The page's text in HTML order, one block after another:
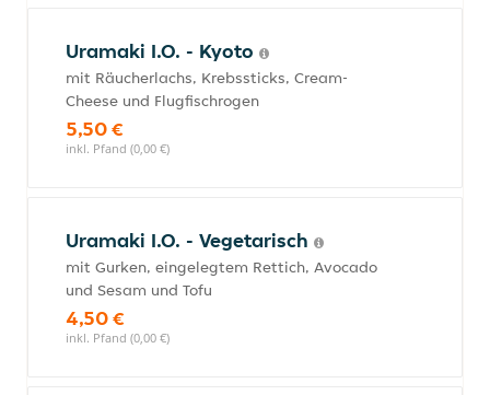
Uramaki I.O. - Kyoto
mit Räucherlachs, Krebssticks, Cream-
Cheese und Flugfischrogen
5,50 €
inkl. Pfand (0,00 €)
Uramaki I.O. - Vegetarisch
mit Gurken, eingelegtem Rettich, Avocado
und Sesam und Tofu
4,50 €
inkl. Pfand (0,00 €)